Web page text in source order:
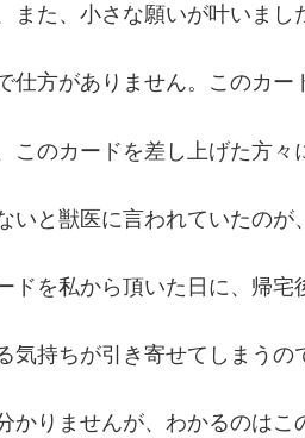
また、小さな願いが叶いまし
仕方がありません。このカー
このカードを差し上げた方々
いと獣医に言われていたのが
ドを私から頂いた日に、帰宅
気持ちが引き寄せてしまうの
かりませんが、わかるのはこ